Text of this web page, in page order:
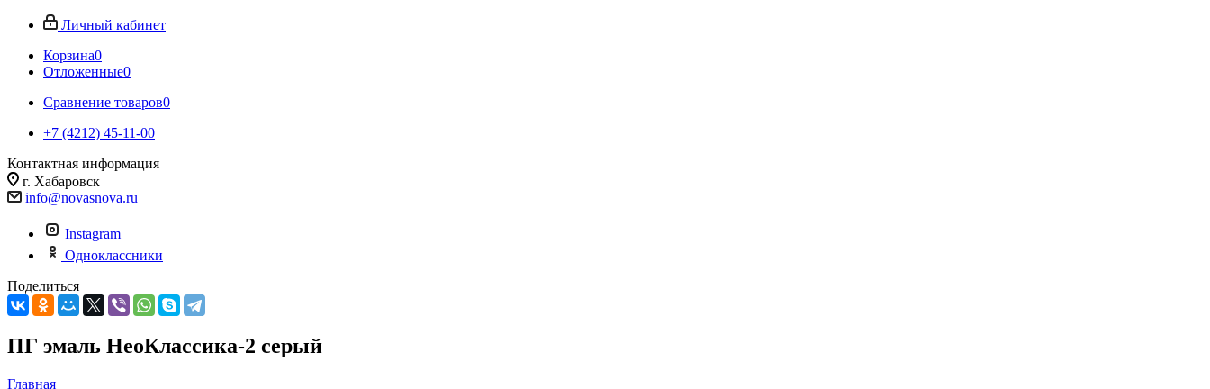
Личный кабинет
Корзина0
Отложенные0
Сравнение товаров0
+7 (4212) 45-11-00
Контактная информация
г. Хабаровск
info@novasnova.ru
Instagram
Одноклассники
Поделиться
ПГ эмаль НеоКлассика-2 серый
Главная